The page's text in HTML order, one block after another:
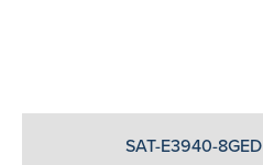
SAT-E3940-8GED